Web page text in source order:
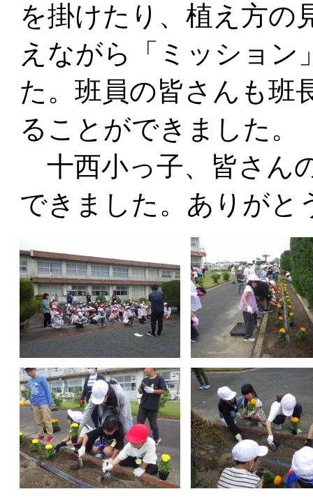
を掛けたり、植え方の
えながら「ミッション
た。班員の皆さんも班
ることができました。
十西小っ子、皆さん
できました。ありがと